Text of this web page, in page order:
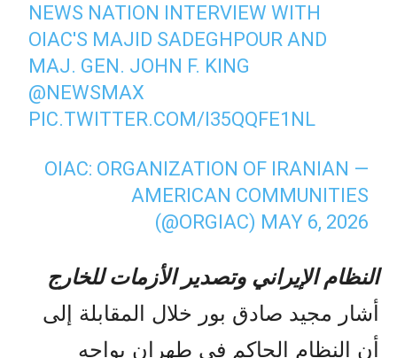
NEWS NATION INTERVIEW WITH
OIAC'S MAJID SADEGHPOUR AND
MAJ. GEN. JOHN F. KING
@NEWSMAX
PIC.TWITTER.COM/I35QQFE1NL
— OIAC: ORGANIZATION OF IRANIAN
AMERICAN COMMUNITIES
(@ORGIAC) MAY 6, 2026
النظام الإيراني وتصدير الأزمات للخارج
أشار مجيد صادق بور خلال المقابلة إلى
أن النظام الحاكم في طهران يواجه